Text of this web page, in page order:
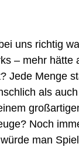
uns richtig
– mehr hätte
Jede Menge
als
Noch
man